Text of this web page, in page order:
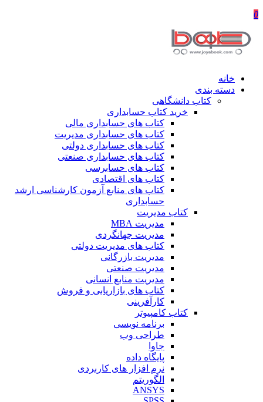
0
خانه
دسته بندی
کتاب دانشگاهی
خرید کتاب حسابداری
کتاب های حسابداری مالی
کتاب های حسابداری مدیریت
کتاب های حسابداری دولتی
کتاب های حسابداری صنعتی
کتاب های حسابرسی
کتاب های اقتصادی
کتاب های منابع آزمون کارشناسی ارشد
حسابداری
کتاب مدیریت
مدیریت MBA
مدیریت جهانگردی
کتاب های مدیریت دولتی
مدیریت بازرگانی
مدیریت صنعتی
مدیریت منابع انسانی
کتاب های بازاریابی و فروش
کارآفرینی
کتاب کامپیوتر
برنامه نویسی
طراحی وب
جاوا
پایگاه داده
نرم افزار های کاربردی
الگوریتم
ANSYS